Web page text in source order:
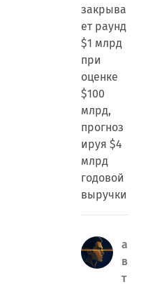
закрыва
ет раунд
$1 млрд
при
оценке
$100
млрд,
прогноз
ируя $4
млрд
годовой
выручки
а
в
т